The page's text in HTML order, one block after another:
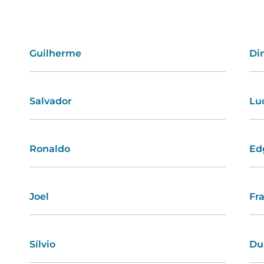
Guilherme
Salvador
Ronaldo
Joel
Sílvio
Joana
Denise
Rita
Dora
Palmira